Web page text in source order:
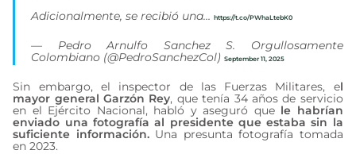
Adicionalmente, se recibió una…https://t.co/PWhaLtebK0
— Pedro Arnulfo Sanchez S. Orgullosamente
Colombiano (@PedroSanchezCol)September 11, 2025
Sin embargo, el inspector de las Fuerzas Militares, el
mayor general Garzón Rey, que tenía 34 años de servicio
en el Ejército Nacional, habló y aseguró que le habrían
enviado una fotografía al presidente que estaba sin la
suficiente información.Una presunta fotografía tomada
en 2023.